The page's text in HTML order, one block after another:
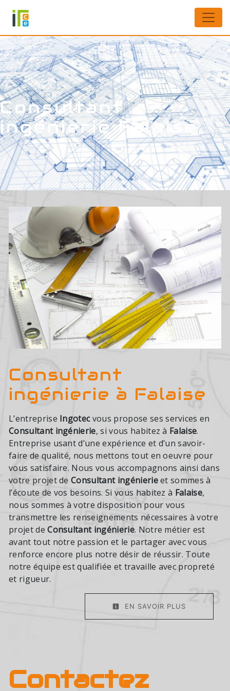
Consultant
ingénierie Falaise
Consultant
ingénierie à Falaise
L’entreprise Ingotecvous propose ses services en
Consultant ingénierie, si vous habitez à Falaise.
Entreprise usant d’une expérience et d’un savoir-
faire de qualité, nous mettons tout en oeuvre pour
vous satisfaire. Nous vous accompagnons ainsi dans
votre projet deConsultant ingénierieet sommes à
l’écoute de vos besoins. Si vous habitez à Falaise,
nous sommes à votre disposition pour vous
transmettre les renseignements nécessaires à votre
projet deConsultant ingénierie. Notre métier est
avant tout notre passion et le partager avec vous
renforce encore plus notre désir de réussir. Toute
notre équipe est qualifiée et travaille avec propreté
et rigueur.
EN SAVOIR PLUS
Contactez